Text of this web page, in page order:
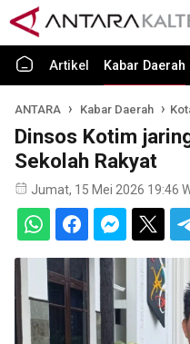
Artikel Kabar Daerah
ANTARA Kabar Daerah
Dinsos Kotim
Sekolah Rakyat
Jumat, 15 Mei 2026 19:46